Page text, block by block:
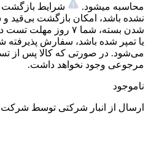
محاسبه میشود.
شرایط بازگشت
نشده باشد، امکان بازگشت بی‌قید
شدن بسته، شما ۷ روز
یا تمپر شده باشد، سفارش پذیرفته
می‌شود. در صورتی که کالا پس از
مرجوعی وجود نخواهد داشت.
ناموجود
ارسال از انبار شرکتی توسط شرکت